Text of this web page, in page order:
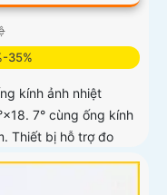
35%
kính ảnh nhiệt
7° cùng ống kính
Thiết bị hỗ trợ đo